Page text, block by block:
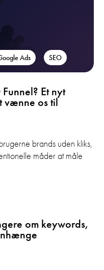
Ads SEO
Et nyt
vænne os til
brands uden kliks,
måder at måle
om keywords,